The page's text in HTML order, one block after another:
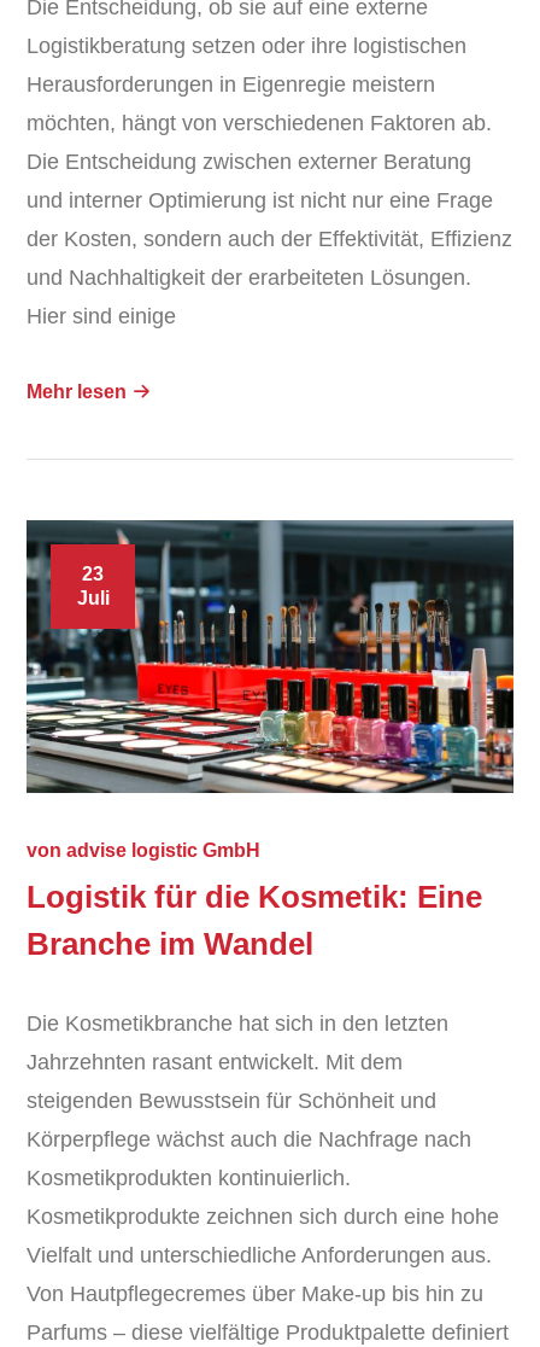
Die Entscheidung, ob sie auf eine externe
Logistikberatung setzen oder ihre logistischen
Herausforderungen in Eigenregie meistern
möchten, hängt von verschiedenen Faktoren ab.
Die Entscheidung zwischen externer Beratung
und interner Optimierung ist nicht nur eine Frage
der Kosten, sondern auch der Effektivität, Effizienz
und Nachhaltigkeit der erarbeiteten Lösungen.
Hier sind einige
Mehr lesen
23
Juli
vonadvise logistic GmbH
Logistik für die Kosmetik: Eine
Branche im Wandel
Die Kosmetikbranche hat sich in den letzten
Jahrzehnten rasant entwickelt. Mit dem
steigenden Bewusstsein für Schönheit und
Körperpflege wächst auch die Nachfrage nach
Kosmetikprodukten kontinuierlich.
Kosmetikprodukte zeichnen sich durch eine hohe
Vielfalt und unterschiedliche Anforderungen aus.
Von Hautpflegecremes über Make-up bis hin zu
Parfums – diese vielfältige Produktpalette definiert